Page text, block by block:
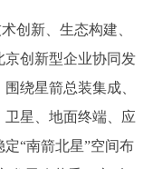
新、生态构建、
京创新型企业协同发
绕星箭总装集成、
星、地面终端、应
“南箭北星”空间布